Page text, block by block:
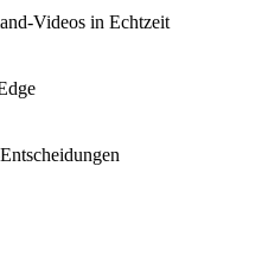
Videos in Echtzeit